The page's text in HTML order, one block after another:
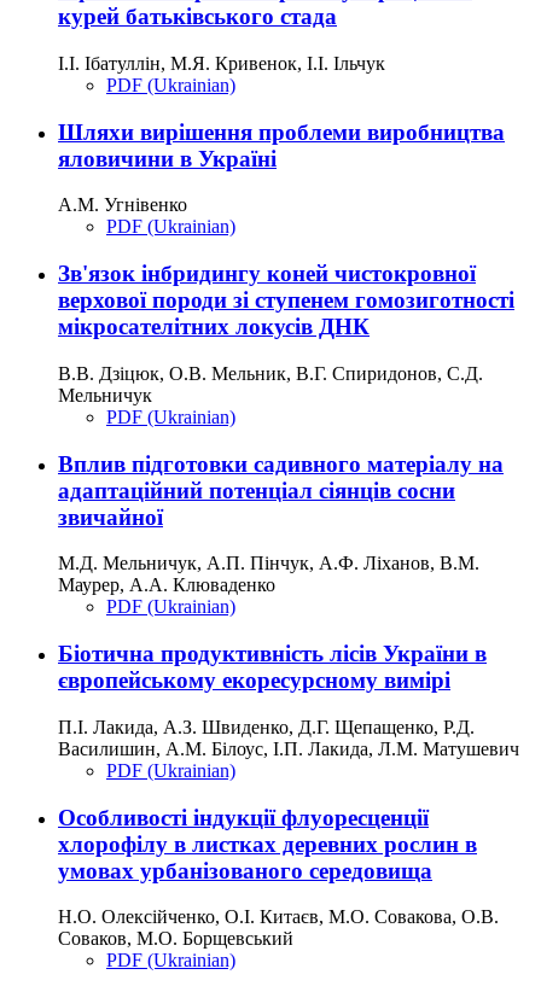
курей батьківського стада
І.І. Ібатуллін, М.Я. Кривенок, І.І. Ільчук
PDF (Ukrainian)
Шляхи вирішення проблеми виробництва
яловичини в Україні
А.М. Угнівенко
PDF (Ukrainian)
Зв'язок інбридингу коней чистокровної
верхової породи зі ступенем гомозиготності
мікросателітних локусів ДНК
В.В. Дзіцюк, О.В. Мельник, В.Г. Спиридонов, С.Д.
Мельничук
PDF (Ukrainian)
Вплив підготовки садивного матеріалу на
адаптаційний потенціал сіянців сосни
звичайної
М.Д. Мельничук, А.П. Пінчук, А.Ф. Ліханов, В.М.
Маурер, А.А. Клюваденко
PDF (Ukrainian)
Біотична продуктивність лісів України в
європейському екоресурсному вимірі
П.І. Лакида, А.З. Швиденко, Д.Г. Щепащенко, Р.Д.
Василишин, А.М. Білоус, І.П. Лакида, Л.М. Матушевич
PDF (Ukrainian)
Особливості індукції флуоресценції
хлорофілу в листках деревних рослин в
умовах урбанізованого середовища
Н.О. Олексійченко, О.І. Китаєв, М.О. Совакова, О.В.
Соваков, М.О. Борщевський
PDF (Ukrainian)